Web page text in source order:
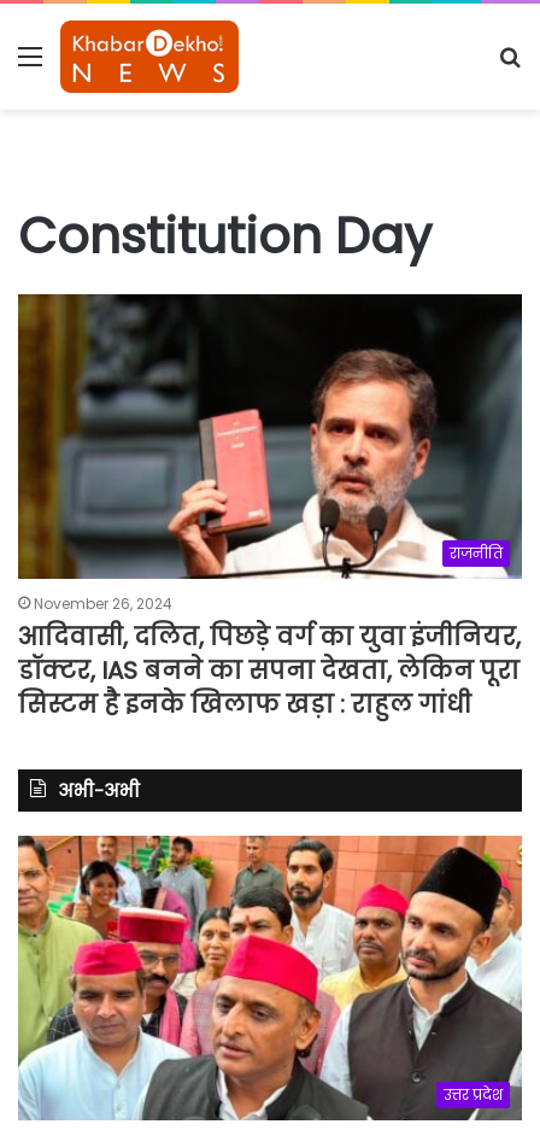
Menu
Constitution Day
राजनीति
November 26, 2024
आदिवासी, दलित, पिछड़े वर्ग का युवा इंजीनियर,
डॉक्टर, IAS बनने का सपना देखता, लेकिन पूरा
सिस्टम है इनके खिलाफ खड़ा : राहुल गांधी
अभी-अभी
उत्तर प्रदेश